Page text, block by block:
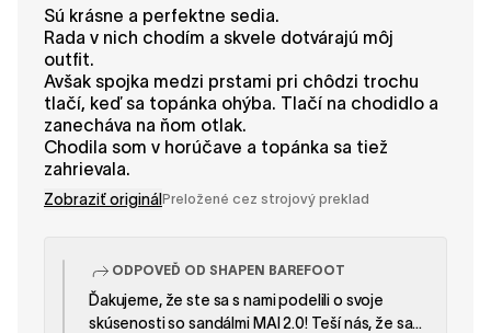
Sú krásne a perfektne sedia.
Rada v nich chodím a skvele dotvárajú môj
outfit.
Avšak spojka medzi prstami pri chôdzi trochu
tlačí, keď sa topánka ohýba. Tlačí na chodidlo a
zanecháva na ňom otlak.
Chodila som v horúčave a topánka sa tiež
zahrievala.
Zobraziť originálPreložené cez strojový preklad
ODPOVEĎ OD SHAPEN BAREFOOT
Ďakujeme, že ste sa s nami podelili o svoje
skúsenosti so sandálmi MAI 2.0! Teší nás, že sa